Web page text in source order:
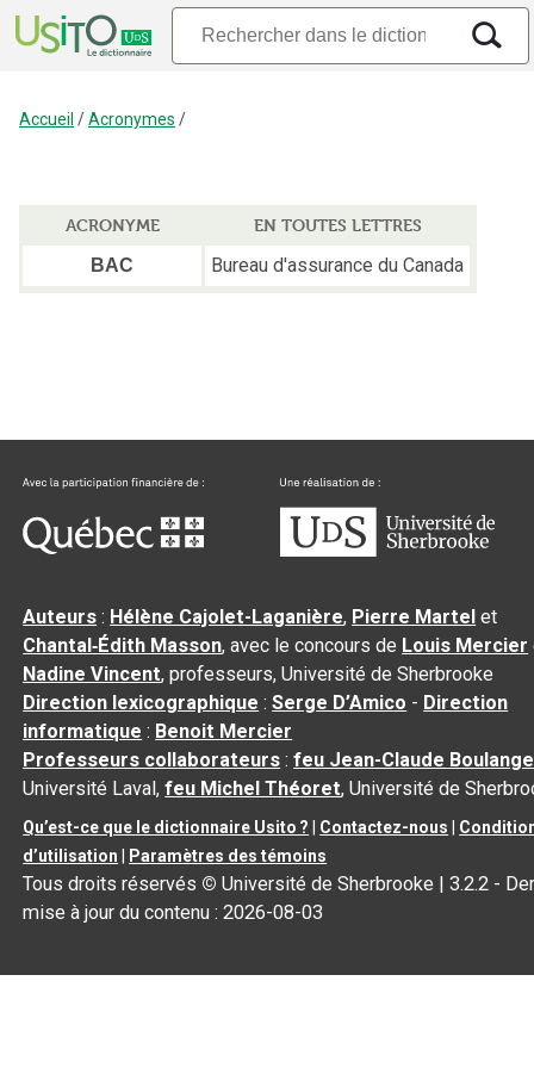
Accueil /Acronymes /
ACRONYME
EN TOUTES LETTRES
BAC
Bureau d'assurance du Canada
Auteurs : Hélène Cajolet-Laganière, Pierre Martel et
Chantal‑Édith Masson, avec le concours de Louis Mercier
Nadine Vincent, professeurs, Université de Sherbrooke
Direction lexicographique :Serge D’Amico - Direction
informatique : Benoit Mercier
Professeurs collaborateurs :feu Jean-Claude
Université Laval,feu Michel Théoret, Université de
Qu’est-ce que le dictionnaire Usito ? Contactez-nous
d’utilisation
Paramètres des témoins
Tous droits réservés © Université de Sherbrooke |3.2.2 -
mise à jour du contenu :2026-08-03